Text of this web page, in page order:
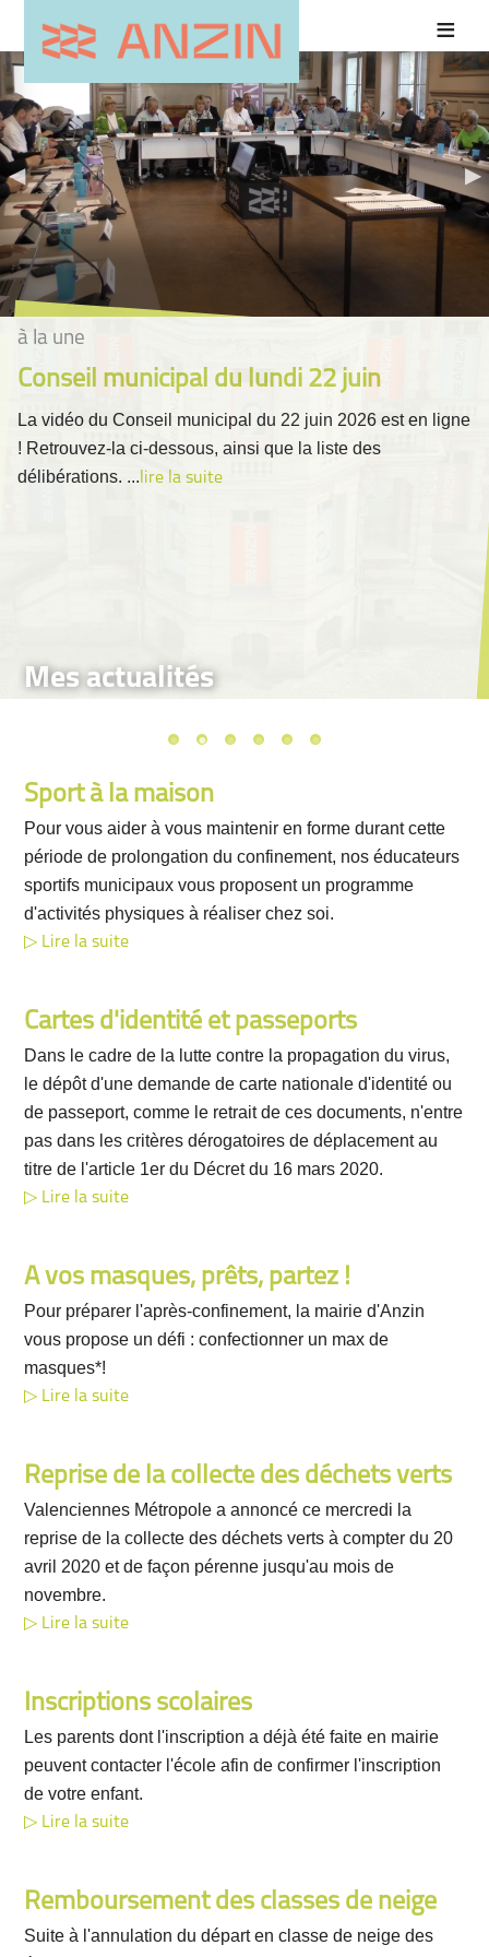
Mes actualités
à la une
Conseil municipal du lundi 22 juin
La vidéo du Conseil municipal du 22 juin 2026 est en ligne
! Retrouvez-la ci-dessous, ainsi que la liste des
délibérations. ... lire la suite
Sport à la maison
Pour vous aider à vous maintenir en forme durant cette
période de prolongation du confinement, nos éducateurs
sportifs municipaux vous proposent un programme
d'activités physiques à réaliser chez soi.
Lire la suite
Cartes d'identité et passeports
Dans le cadre de la lutte contre la propagation du virus,
le dépôt d'une demande de carte nationale d'identité ou
de passeport, comme le retrait de ces documents, n'entre
pas dans les critères dérogatoires de déplacement au
titre de l'article 1er du Décret du 16 mars 2020.
Lire la suite
A vos masques, prêts, partez !
Pour préparer l'après-confinement, la mairie d'Anzin
vous propose un défi : confectionner un max de
masques*!
Lire la suite
Reprise de la collecte des déchets verts
Valenciennes Métropole a annoncé ce mercredi la
reprise de la collecte des déchets verts à compter du 20
avril 2020 et de façon pérenne jusqu'au mois de
novembre.
Lire la suite
Inscriptions scolaires
Les parents dont l'inscription a déjà été faite en mairie
peuvent contacter l'école afin de confirmer l'inscription
de votre enfant.
Lire la suite
Remboursement des classes de neige
Suite à l'annulation du départ en classe de neige des